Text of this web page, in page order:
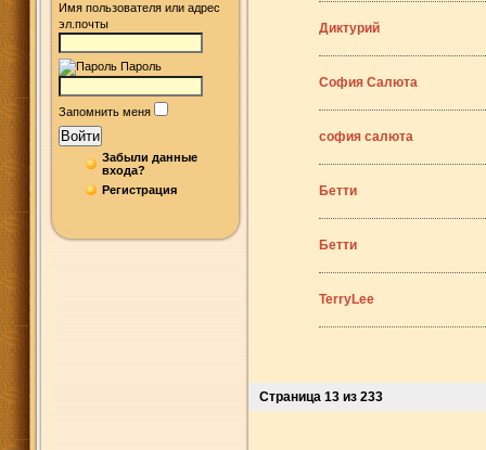
Имя пользователя или адрес
эл.почты
Пароль
Запомнить меня
Войти
Забыли данные
входа?
Регистрация
Диктурий
София Салюта
софия салюта
Бетти
Бетти
TerryLee
Страница 13 из 233